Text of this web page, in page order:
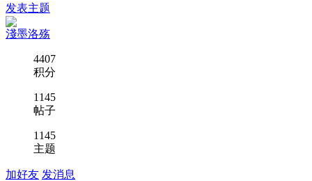
发表主题
淺墨洛殇
4407
积分
1145
帖子
1145
主题
加好友 发消息